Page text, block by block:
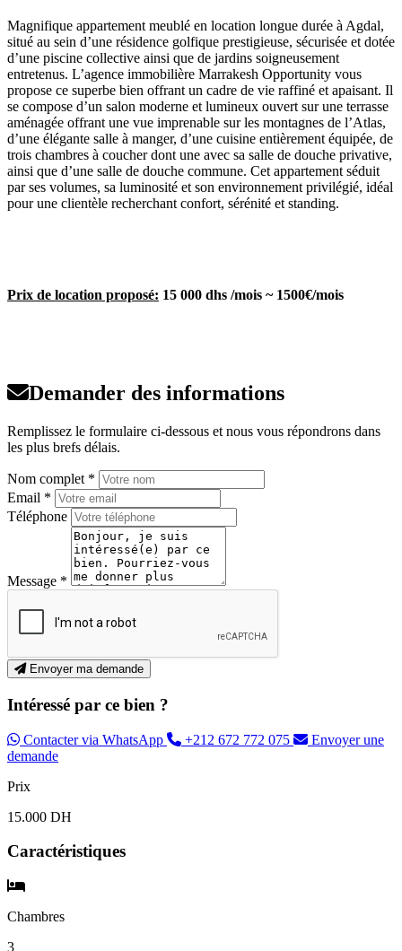
Magnifique appartement meublé en location longue durée à Agdal,
situé au sein d’une résidence golfique prestigieuse, sécurisée et dotée
d’une piscine collective ainsi que de jardins soigneusement
entretenus. L’agence immobilière Marrakesh Opportunity vous
propose ce superbe bien offrant un cadre de vie raffiné et apaisant. Il
se compose d’un salon moderne et lumineux ouvert sur une terrasse
aménagée offrant une vue imprenable sur les montagnes de l’Atlas,
d’une élégante salle à manger, d’une cuisine entièrement équipée, de
trois chambres à coucher dont une avec sa salle de douche privative,
ainsi que d’une salle de douche commune. Cet appartement séduit
par ses volumes, sa luminosité et son environnement privilégié, idéal
pour une clientèle recherchant confort, sérénité et standing.
Prix de location proposé: 15 000 dhs /mois ~ 1500€/mois
Demander des informations
Remplissez le formulaire ci-dessous et nous vous répondrons dans
les plus brefs délais.
Nom complet *
Email *
Téléphone
Message *
Envoyer ma demande
Intéressé par ce bien ?
Contacter via WhatsApp +212 672 772 075
Envoyer une
demande
Prix
15.000 DH
Caractéristiques
Chambres
3